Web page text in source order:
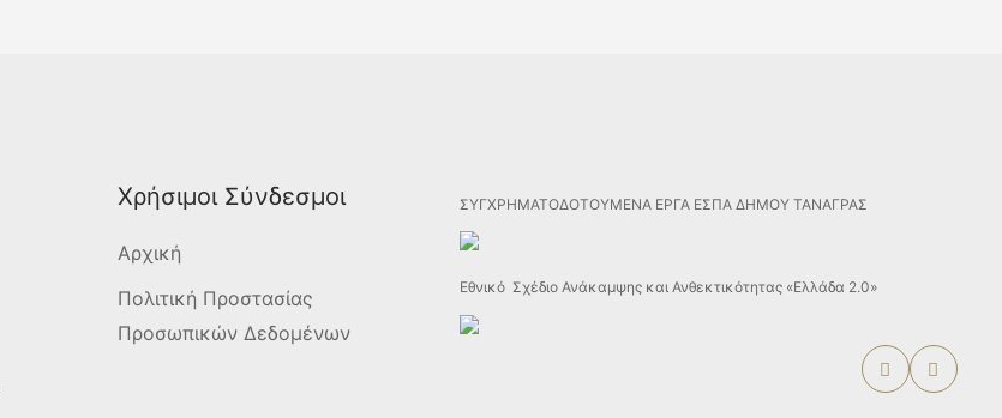
Χρήσιμοι Σύνδεσμοι
Αρχική
Πολιτική Προστασίας
Προσωπικών Δεδομένων
ΣΥΓΧΡΗΜΑΤΟΔΟΤΟΥΜΕΝΑ ΕΡΓΑ ΕΣΠΑ ΔΗΜΟΥ ΤΑΝΑΓΡΑΣ
Εθνικό Σχέδιο Ανάκαμψης και Ανθεκτικότητας «Ελλάδα 2.0»